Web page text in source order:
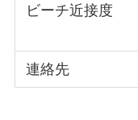
ビーチ近接度
連絡先